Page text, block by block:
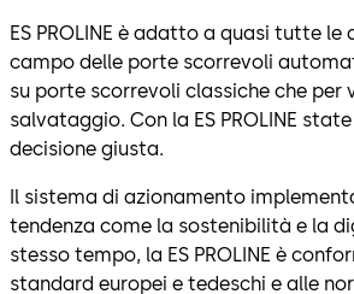
ES PROLINE è adatto a quasi tutte le
campo delle porte scorrevoli
su porte scorrevoli classiche che per
salvataggio. Con la ES PROLINE
decisione giusta.
Il sistema di azionamento
tendenza come la sostenibilità e la
stesso tempo, la ES PROLINE è
standard europei e tedeschi e alle